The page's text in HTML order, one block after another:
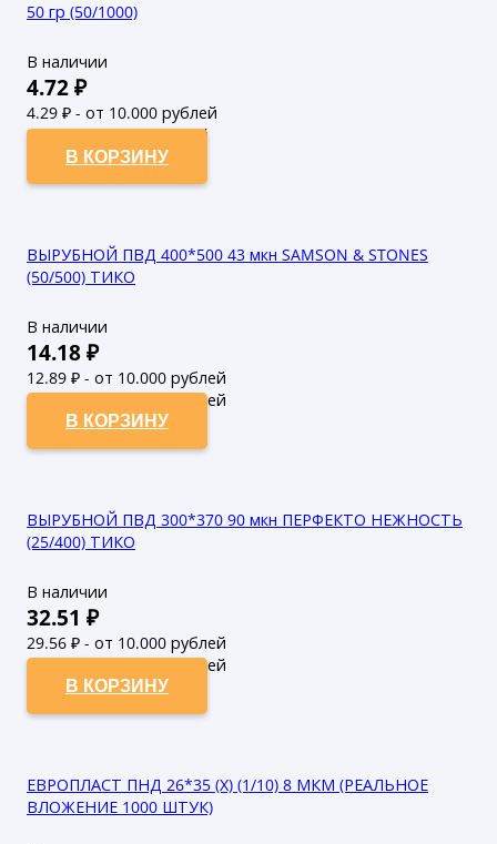
50 гр (50/1000)
В наличии
4.72₽
4.29 ₽ - от 10.000 рублей
3.9₽ - от 50.000 рублей
В КОРЗИНУ
ВЫРУБНОЙ ПВД 400*500 43 мкн SAMSON & STONES
(50/500) ТИКО
В наличии
14.18₽
12.89 ₽ - от 10.000 рублей
11.72₽ - от 50.000 рублей
В КОРЗИНУ
ВЫРУБНОЙ ПВД 300*370 90 мкн ПЕРФЕКТО НЕЖНОСТЬ
(25/400) ТИКО
В наличии
32.51 ₽
29.56 ₽ - от 10.000 рублей
26.87₽ - от 50.000 рублей
В КОРЗИНУ
ЕВРОПЛАСТ ПНД 26*35 (Х) (1/10) 8 МКМ (РЕАЛЬНОЕ
ВЛОЖЕНИЕ 1000 ШТУК)